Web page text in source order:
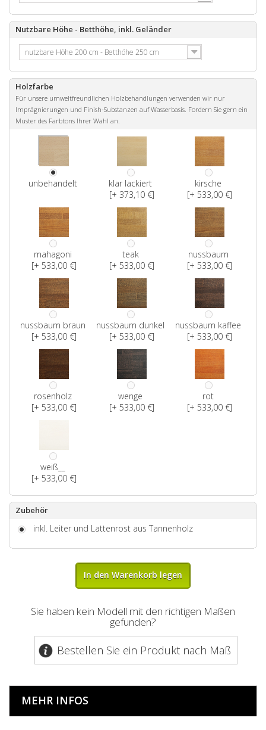
Nutzbare Höhe - Betthöhe, inkl. Geländer
nutzbare Höhe 200 cm - Betthöhe 250 cm
Holzfarbe
Für unsere umweltfreundlichen Holzbehandlungen verwenden wir nur
Imprägnierungen und Finish-Substanzen auf Wasserbasis. Fordern Sie gern ein
Muster des Farbtons Ihrer Wahl an.
unbehandelt
klar lackiert
[+ 373,10 €]
kirsche
[+ 533,00 €]
mahagoni
[+ 533,00 €]
teak
[+ 533,00 €]
nussbaum
[+ 533,00 €]
nussbaum braun
[+ 533,00 €]
nussbaum dunkel
[+ 533,00 €]
nussbaum kaffee
[+ 533,00 €]
rosenholz
[+ 533,00 €]
wenge
[+ 533,00 €]
rot
[+ 533,00 €]
weiß__
[+ 533,00 €]
Zubehör
inkl. Leiter und Lattenrost aus Tannenholz
In den Warenkorb legen
Sie haben kein Modell mit den richtigen Maßen
gefunden?
Bestellen Sie ein Produkt nach Maß
MEHR INFOS